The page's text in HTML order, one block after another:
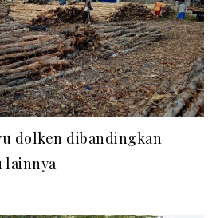
dolken dibandingkan
lainnya